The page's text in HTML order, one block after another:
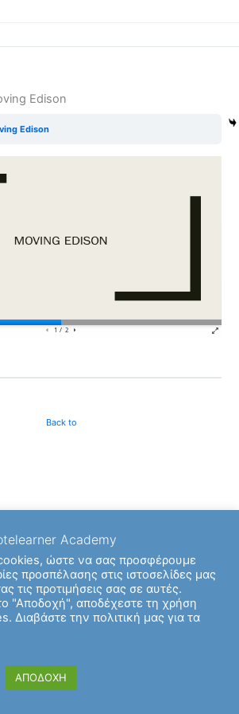
Edison
Edison
Back to
Academy
ώστε να σας προσφέρουμε
προσπέλασης στις ιστοσελίδες μας
τις προτιμήσεις σας σε αυτές.
"Αποδοχή", αποδέχεστε τη χρήση
την πολιτική μας για τα
ΑΠΟΔΟΧΗ